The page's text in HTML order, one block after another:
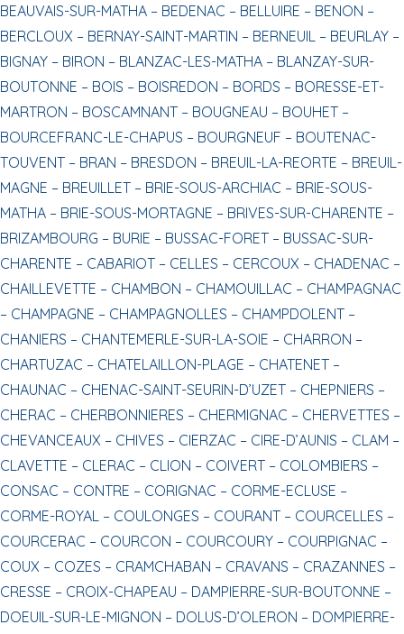
BEAUVAIS-SUR-MATHA – BEDENAC – BELLUIRE – BENON –
BERCLOUX – BERNAY-SAINT-MARTIN – BERNEUIL – BEURLAY –
BIGNAY – BIRON – BLANZAC-LES-MATHA – BLANZAY-SUR-
BOUTONNE – BOIS – BOISREDON – BORDS – BORESSE-ET-
MARTRON – BOSCAMNANT – BOUGNEAU – BOUHET –
BOURCEFRANC-LE-CHAPUS – BOURGNEUF – BOUTENAC-
TOUVENT – BRAN – BRESDON – BREUIL-LA-REORTE – BREUIL-
MAGNE – BREUILLET – BRIE-SOUS-ARCHIAC – BRIE-SOUS-
MATHA – BRIE-SOUS-MORTAGNE – BRIVES-SUR-CHARENTE –
BRIZAMBOURG – BURIE – BUSSAC-FORET – BUSSAC-SUR-
CHARENTE – CABARIOT – CELLES – CERCOUX – CHADENAC –
CHAILLEVETTE – CHAMBON – CHAMOUILLAC – CHAMPAGNAC
– CHAMPAGNE – CHAMPAGNOLLES – CHAMPDOLENT –
CHANIERS – CHANTEMERLE-SUR-LA-SOIE – CHARRON –
CHARTUZAC – CHATELAILLON-PLAGE – CHATENET –
CHAUNAC – CHENAC-SAINT-SEURIN-D’UZET – CHEPNIERS –
CHERAC – CHERBONNIERES – CHERMIGNAC – CHERVETTES –
CHEVANCEAUX – CHIVES – CIERZAC – CIRE-D’AUNIS – CLAM –
CLAVETTE – CLERAC – CLION – COIVERT – COLOMBIERS –
CONSAC – CONTRE – CORIGNAC – CORME-ECLUSE –
CORME-ROYAL – COULONGES – COURANT – COURCELLES –
COURCERAC – COURCON – COURCOURY – COURPIGNAC –
COUX – COZES – CRAMCHABAN – CRAVANS – CRAZANNES –
CRESSE – CROIX-CHAPEAU – DAMPIERRE-SUR-BOUTONNE –
DOEUIL-SUR-LE-MIGNON – DOLUS-D’OLERON – DOMPIERRE-